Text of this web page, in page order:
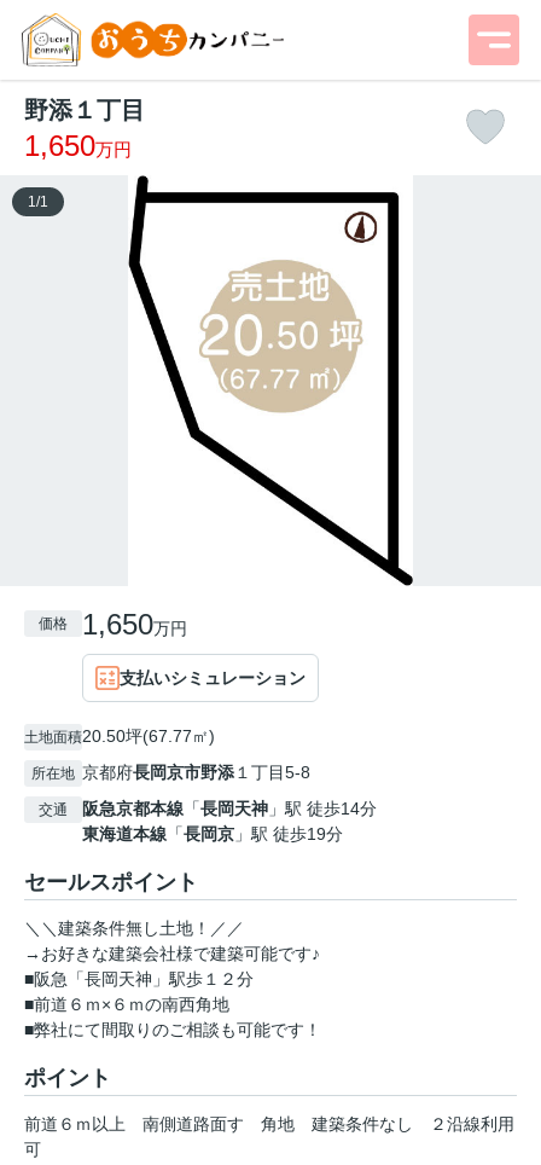
野添１丁目
1,650万円
1 /1
価格 1,650万円
支払いシミュレーション
土地面積20.50坪(67.77㎡)
所在地 京都府長岡京市野添 １丁目5-8
交通 阪急京都本線 「長岡天神 」駅 徒歩14分
東海道本線 「長岡京 」駅 徒歩19分
セールスポイント
＼＼建築条件無し土地！／／
→お好きな建築会社様で建築可能です♪
■阪急「長岡天神」駅歩１２分
■前道６ｍ×６ｍの南西角地
■弊社にて間取りのご相談も可能です！
ポイント
前道６ｍ以上 南側道路面す 角地 建築条件なし
２沿線利用
可